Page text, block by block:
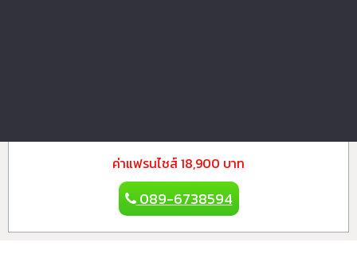
ค่าแฟรนไชส์ 18,900 บาท
089-6738594